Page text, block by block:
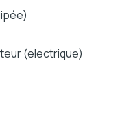
(electrique)